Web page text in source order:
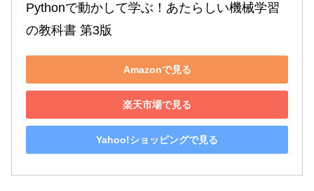
Pythonで動かして学ぶ！あたらしい機械学習
の教科書 第3版
Amazonで見る
楽天市場で見る
Yahoo!ショッピングで見る